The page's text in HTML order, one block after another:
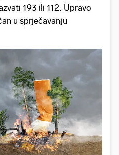
193 ili 112. Upravo
u sprječavanju